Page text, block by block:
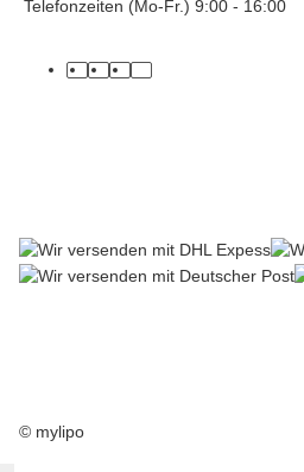
Telefonzeiten (Mo-Fr.) 9:00 - 16:00
facebook
youtube
instagram
tiktok
© mylipo